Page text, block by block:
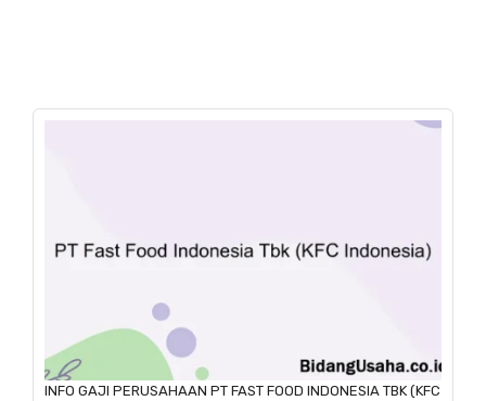
INFO GAJI PERUSAHAAN PT FAST FOOD INDONESIA TBK (KFC